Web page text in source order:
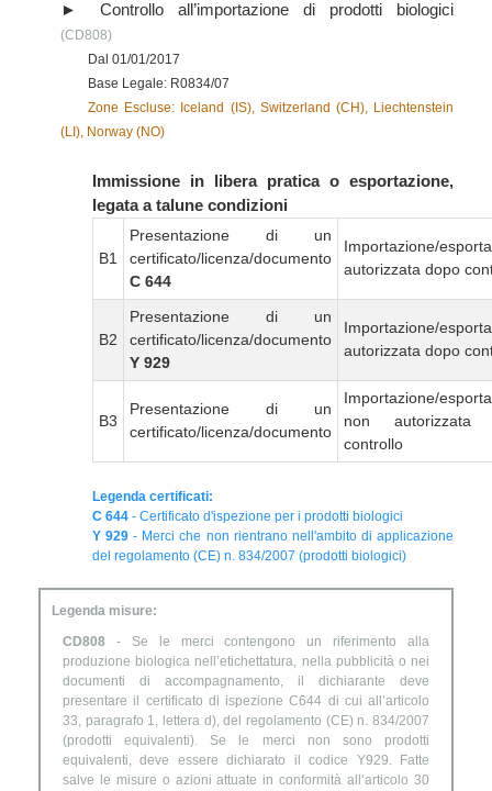
Controllo all’importazione di prodotti biologici
(CD808)
Dal 01/01/2017
Base Legale: R0834/07
Zone Escluse: Iceland (IS), Switzerland (CH), Liechtenstein
(LI), Norway (NO)
Immissione in libera pratica o esportazione,
legata a talune condizioni
B1
Presentazione di un
certificato/licenza/documento
C 644
Importazione/
autorizzata dopo
B2
Presentazione di un
certificato/licenza/documento
Y 929
Importazione/
autorizzata dopo
B3
Presentazione di un
certificato/licenza/documento
Importazione/
non autorizzata
controllo
Legenda certificati:
C 644 - Certificato d'ispezione per i prodotti biologici
Y 929 - Merci che non rientrano nell'ambito di applicazione
del regolamento (CE) n. 834/2007 (prodotti biologici)
Legenda misure:
CD808 - Se le merci contengono un riferimento alla
produzione biologica nell’etichettatura, nella pubblicità o nei
documenti di accompagnamento, il dichiarante deve
presentare il certificato di ispezione C644 di cui all’articolo
33, paragrafo 1, lettera d), del regolamento (CE) n. 834/2007
(prodotti equivalenti). Se le merci non sono prodotti
equivalenti, deve essere dichiarato il codice Y929. Fatte
salve le misure o azioni attuate in conformità all’articolo 30